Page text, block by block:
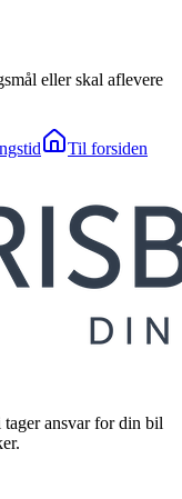
eller skal aflevere
Til forsiden
ansvar for din bil